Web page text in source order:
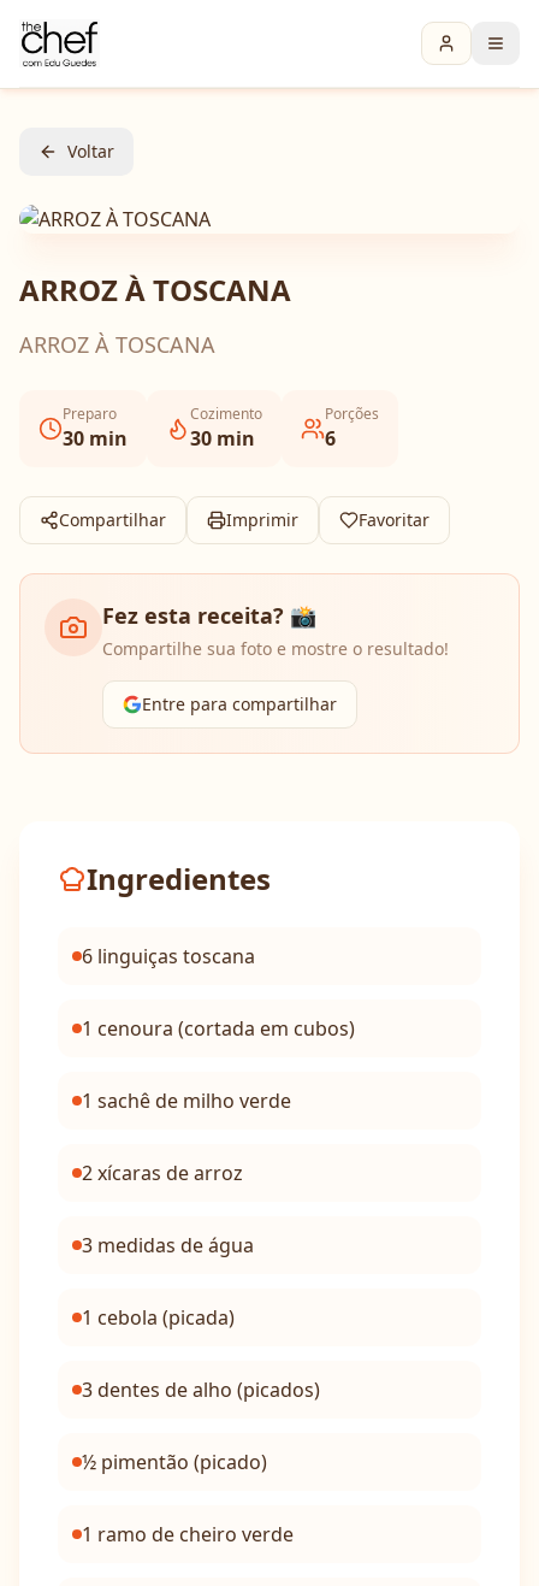
Voltar
ARROZ À TOSCANA
ARROZ À TOSCANA
Preparo
30 min
Cozimento
30 min
Porções
6
Compartilhar Imprimir Favoritar
Fez esta receita? 📸
Compartilhe sua foto e mostre o resultado!
Entre para compartilhar
Ingredientes
6 linguiças toscana
1 cenoura (cortada em cubos)
1 sachê de milho verde
2 xícaras de arroz
3 medidas de água
1 cebola (picada)
3 dentes de alho (picados)
½ pimentão (picado)
1 ramo de cheiro verde